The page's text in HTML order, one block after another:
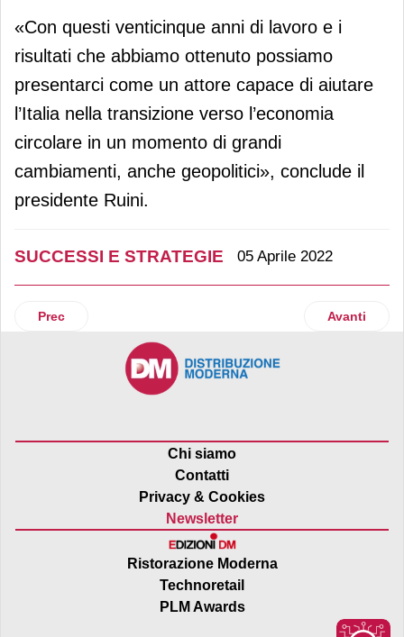
«Con questi venticinque anni di lavoro e i
risultati che abbiamo ottenuto possiamo
presentarci come un attore capace di aiutare
l’Italia nella transizione verso l’economia
circolare in un momento di grandi
cambiamenti, anche geopolitici», conclude il
presidente Ruini.
SUCCESSI E STRATEGIE 05 Aprile 2022
Articolo precedente: Rinaldo Franco: fatturato 2021 a +33%
Prec Articolo
Avanti
Chi siamo
Contatti
Privacy & Cookies
Newsletter
Ristorazione Moderna
Technoretail
PLM Awards